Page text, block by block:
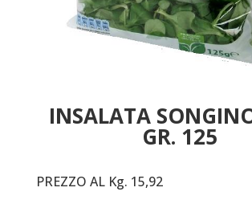
INSALATA
GR. 125
PREZZO AL Kg. 15,92